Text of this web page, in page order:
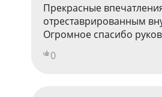
Прекрасные
отреставрированным
Огромное спасибо
0